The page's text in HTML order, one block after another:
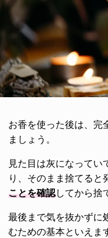
お香を使った後は、完
ましょう。
見た目は灰になってい
り、そのまま捨てると
ことを確認してから捨
最後まで気を抜かずに
むための基本といえま